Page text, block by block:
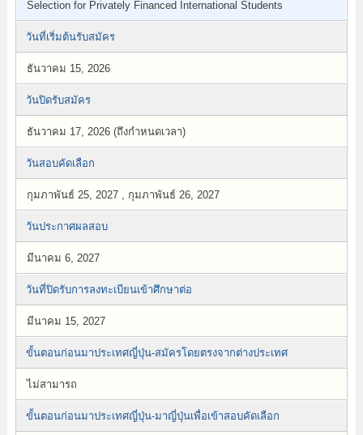
Selection for Privately Financed International Students
วันที่เริ่มต้นรับสมัคร
ธันวาคม 15, 2026
วันปิดรับสมัคร
ธันวาคม 17, 2026 (ถึงกำหนดเวลา)
วันสอบคัดเลือก
กุมภาพันธ์ 25, 2027 , กุมภาพันธ์ 26, 2027
วันประกาศผลสอบ
มีนาคม 6, 2027
วันที่ปิดรับการลงทะเบียนเข้าศึกษาต่อ
มีนาคม 15, 2027
ขั้นตอนก่อนมาประเทศญี่ปุ่น-สมัครโดยตรงจากต่างประเทศ
ไม่สามารถ
ขั้นตอนก่อนมาประเทศญี่ปุ่น-มาญี่ปุ่นเพื่อเข้าสอบคัดเลือก